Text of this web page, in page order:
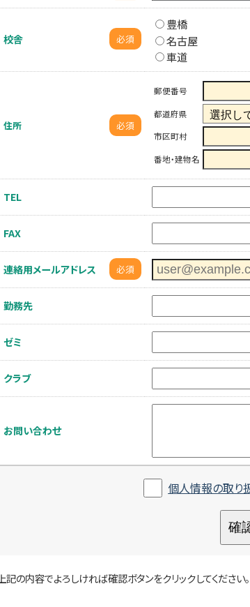
校舎 必須
豊橋
名古屋
車道
住所 必須
郵便番号
都道府県
市区町村
番地・建物名
TEL
FAX
連絡用メールアドレス 必須
勤務先
ゼミ
クラブ
お問い合わせ
個人情報の取り
確
上記の内容でよろしければ確認ボタンをクリックしてください。